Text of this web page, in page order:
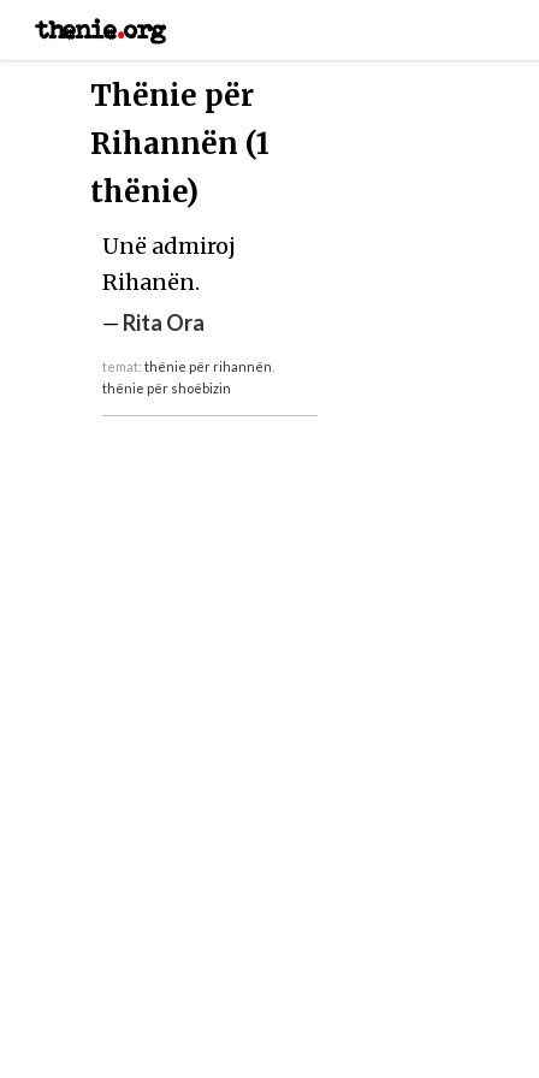
thenie.org
Thënie për
Rihannën (1
thënie)
Unë admiroj
Rihanën.
— Rita Ora
temat: thënie për rihannën
thënie për shoëbizin